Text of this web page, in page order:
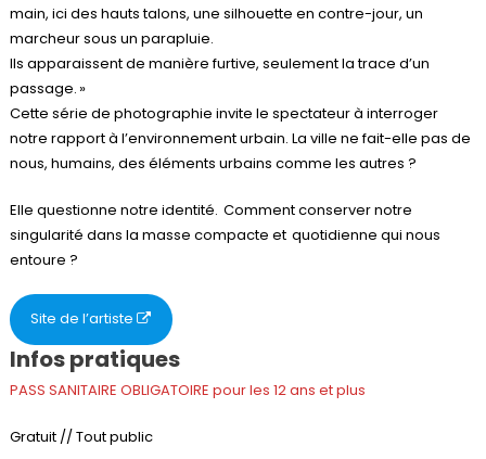
main, ici des hauts talons, une silhouette en contre-jour, un
marcheur sous un parapluie.
Ils apparaissent de manière furtive, seulement la trace d’un
passage. »
Cette série de photographie invite le spectateur à interroger
notre rapport à l’environnement urbain. La ville ne fait-elle pas de
nous, humains, des éléments urbains comme les autres ?
Elle questionne notre identité. Comment conserver notre
singularité dans la masse compacte et quotidienne qui nous
entoure ?
Site de l’artiste
Infos pratiques
PASS SANITAIRE OBLIGATOIRE pour les 12 ans et plus
Gratuit // Tout public